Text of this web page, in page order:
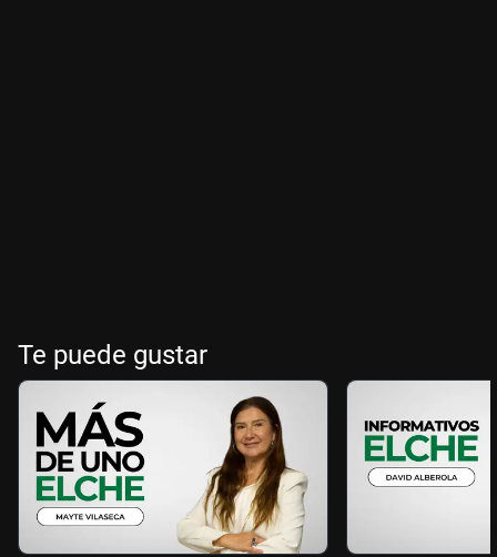
Te puede gustar